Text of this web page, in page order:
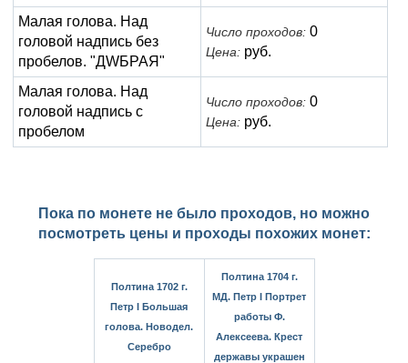
Малая голова. Над
головой надпись без
пробелов. "ДWБРАЯ"
Число проходов: 0
Цена: руб.
Малая голова. Над
головой надпись с
пробелом
Число проходов: 0
Цена: руб.
Пока по монете не было проходов, но можно
посмотреть цены и проходы похожих монет:
Полтина 1702 г.
Петр I Большая
голова. Новодел.
Серебро
Полтина 1704 г.
МД. Петр I Портрет
работы Ф.
Алексеева. Крест
державы украшен